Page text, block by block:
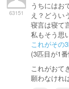
63151
うちにはお
え？どうい
寝言は寝て
私もそう思
これがその
(3匹目が1
これがおて
願わなけれ